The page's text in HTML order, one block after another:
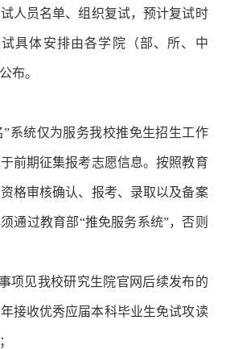
人员名单、组织复试，预计复试时
具体安排由各学院（部、所、中
布。
”系统仅为服务我校推免生招生工作
前期征集报考志愿信息。按照教育
格审核确认、报考、录取以及备案
通过教育部“推免服务系统”，否则
项见我校研究生院官网后续发布的
年接收优秀应届本科毕业生免试攻读